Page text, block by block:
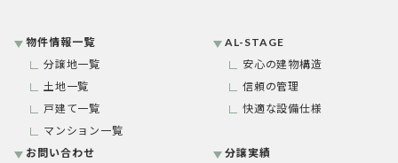
物件情報一覧
分譲地一覧
土地一覧
戸建て一覧
マンション一覧
AL-STAGE
安心の建物構造
信頼の管理
快適な設備仕様
お問い合わせ
分譲実績